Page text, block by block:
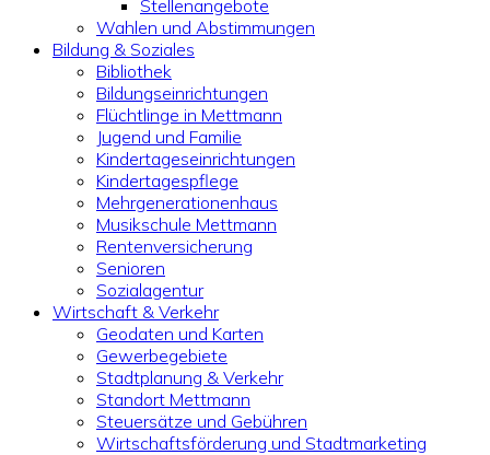
Stellenangebote
Wahlen und Abstimmungen
Bildung & Soziales
Bibliothek
Bildungseinrichtungen
Flüchtlinge in Mettmann
Jugend und Familie
Kindertageseinrichtungen
Kindertagespflege
Mehrgenerationenhaus
Musikschule Mettmann
Rentenversicherung
Senioren
Sozialagentur
Wirtschaft & Verkehr
Geodaten und Karten
Gewerbegebiete
Stadtplanung & Verkehr
Standort Mettmann
Steuersätze und Gebühren
Wirtschaftsförderung und Stadtmarketing